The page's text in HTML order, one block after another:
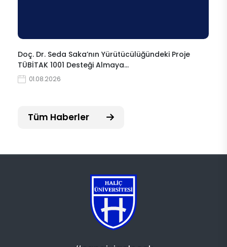
Doç. Dr. Seda Saka’nın Yürütücülüğündeki Proje
TÜBİTAK 1001 Desteği Almaya…
01.08.2026
Tüm Haberler